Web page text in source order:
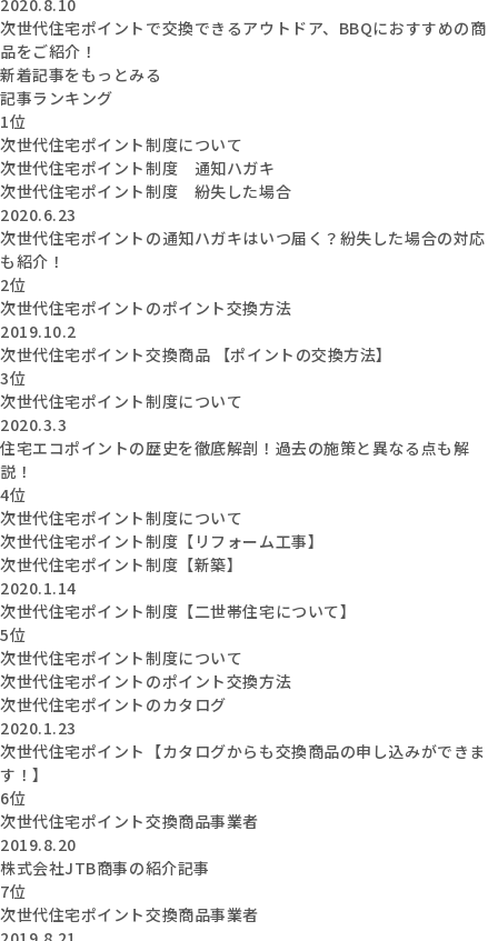
次世代住宅ポイントで交換できるアウトドア、BBQにおすすめの商
品をご紹介！
新着記事をもっとみる
記事ランキング
1位
次世代住宅ポイント制度について
次世代住宅ポイント制度 通知ハガキ
次世代住宅ポイント制度 紛失した場合
2020.6.23
次世代住宅ポイントの通知ハガキはいつ届く？紛失した場合の対応
も紹介！
2位
次世代住宅ポイントのポイント交換方法
2019.10.2
次世代住宅ポイント交換商品 【ポイントの交換方法】
3位
次世代住宅ポイント制度について
2020.3.3
住宅エコポイントの歴史を徹底解剖！過去の施策と異なる点も解
説！
4位
次世代住宅ポイント制度について
次世代住宅ポイント制度【リフォーム工事】
次世代住宅ポイント制度【新築】
2020.1.14
次世代住宅ポイント制度【二世帯住宅について】
5位
次世代住宅ポイント制度について
次世代住宅ポイントのポイント交換方法
次世代住宅ポイントのカタログ
2020.1.23
次世代住宅ポイント【カタログからも交換商品の申し込みができま
す！】
6位
次世代住宅ポイント交換商品事業者
2019.8.20
株式会社JTB商事の紹介記事
7位
次世代住宅ポイント交換商品事業者